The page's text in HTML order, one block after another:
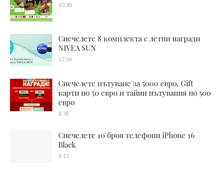
10:30
Спечелете 8 комплекта с летни награди
NIVEA SUN
12:54
Спечелете пътуване за 5000 евро, Gift
карти по 50 евро и тайни пътувания по 500
евро
8:38
Спечелете 10 броя телефони iPhone 16
Black
8:13